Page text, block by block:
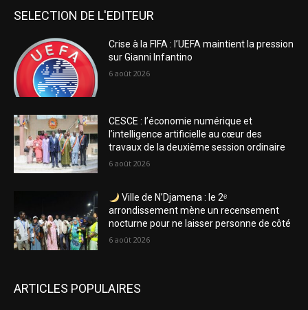
SELECTION DE L'EDITEUR
Crise à la FIFA : l’UEFA maintient la pression
sur Gianni Infantino
6 août 2026
CESCE : l’économie numérique et
l’intelligence artificielle au cœur des
travaux de la deuxième session ordinaire
6 août 2026
Ville de N’Djamena : le 2ᵉ
arrondissement mène un recensement
nocturne pour ne laisser personne de côté
6 août 2026
ARTICLES POPULAIRES